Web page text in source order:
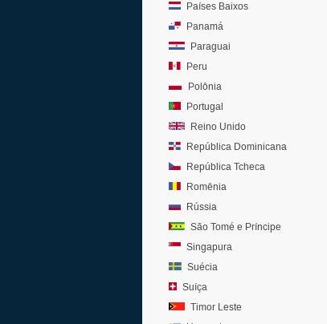
Países Baixos
Panamá
Paraguai
Peru
Polônia
Portugal
Reino Unido
República Dominicana
República Tcheca
Romênia
Rússia
São Tomé e Príncipe
Singapura
Suécia
Suíça
Timor Leste